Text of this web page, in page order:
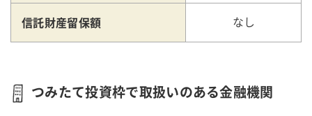
信託財産留保額 なし
つみたて投資枠で取扱いのある金融機関